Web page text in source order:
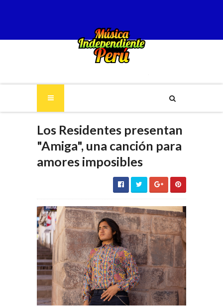
Los Residentes presentan
"Amiga", una canción para
amores imposibles